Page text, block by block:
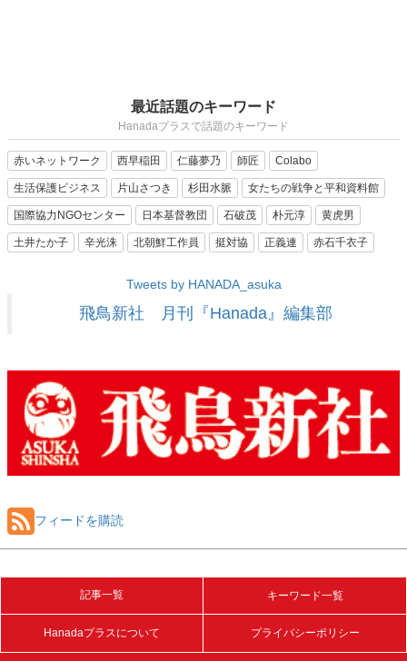
最近話題のキーワード
Hanadaプラスで話題のキーワード
赤いネットワーク 西早稲田 仁藤夢乃 師匠 Colabo
生活保護ビジネス 片山さつき 杉田水脈 女たちの戦争と平和資料館
国際協力NGOセンター 日本基督教団 石破茂 朴元淳 黄虎男
土井たか子 辛光洙 北朝鮮工作員 挺対協 正義連 赤石千衣子
Tweets by HANADA_asuka
飛鳥新社 月刊『Hanada』編集部
フィードを購読
記事一覧 キーワード一覧
Hanadaプラスについて プライバシーポリシー